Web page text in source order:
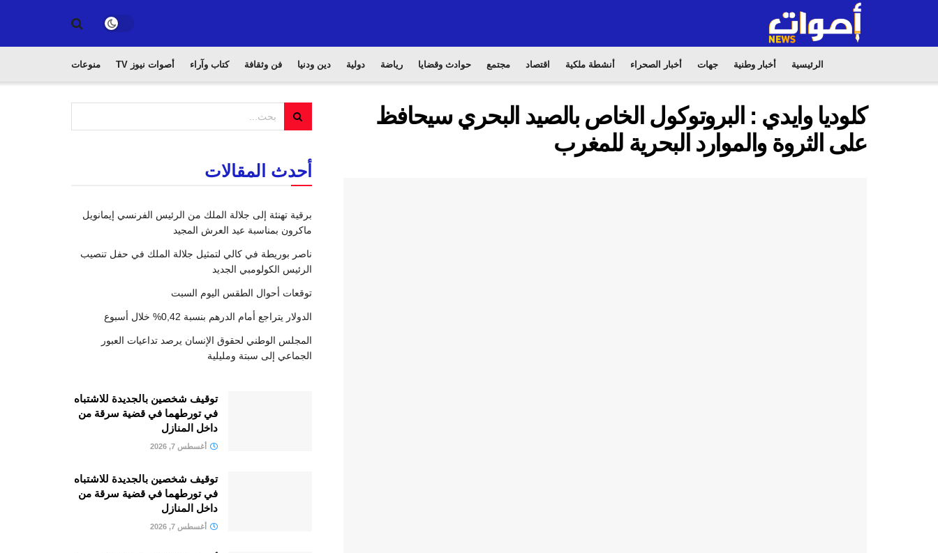
الرئيسية أخبار وطنية جهات أخبار الصحراء أنشطة ملكية اقتصاد مجتمع حوادث وقضايا رياضة دولية دين ودنيا فن وثقافة كتاب وآراء أصوات نيوز TV منوعات
كلوديا وايدي : البروتوكول الخاص بالصيد البحري سيحافظ
على الثروة والموارد البحرية للمغرب
أحدث المقالات
برقية تهنئة إلى جلالة الملك من الرئيس الفرنسي إيمانويل
ماكرون بمناسبة عيد العرش المجيد
ناصر بوريطة في كالي لتمثيل جلالة الملك في حفل تنصيب
الرئيس الكولومبي الجديد
توقعات أحوال الطقس اليوم السبت
الدولار يتراجع أمام الدرهم بنسبة 0,42% خلال أسبوع
المجلس الوطني لحقوق الإنسان يرصد تداعيات العبور
الجماعي إلى سبتة ومليلية
توقيف شخصين بالجديدة للاشتباه
في تورطهما في قضية سرقة من
داخل المنازل
أغسطس 7, 2026
توقيف شخصين بالجديدة للاشتباه
في تورطهما في قضية سرقة من
داخل المنازل
أغسطس 7, 2026